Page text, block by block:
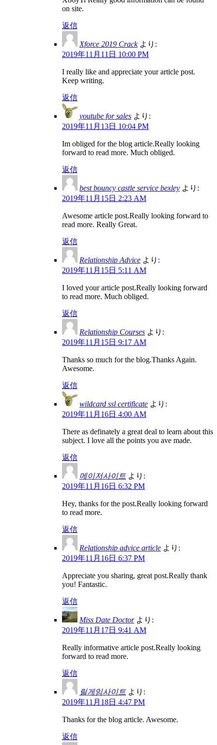
on site.
返信
Xforce 2019 Crack より:
2019年11月11日 10:00 PM
I really like and appreciate your article post.
Keep writing.
返信
youtube for sales より:
2019年11月13日 10:04 PM
Im obliged for the blog article.Really looking
forward to read more. Much obliged.
返信
best bouncy castle service bexley より:
2019年11月15日 2:23 AM
Awesome article post.Really looking forward to
read more. Really Great.
返信
Relationship Advice より:
2019年11月15日 5:11 AM
I loved your article post.Really looking forward
to read more. Much obliged.
返信
Relationship Courses より:
2019年11月15日 9:17 AM
Thanks so much for the blog.Thanks Again.
Awesome.
返信
wildcard ssl certificate より:
2019年11月16日 4:00 AM
There as definately a great deal to learn about this
subject. I love all the points you ave made.
返信
메이저사이트 より:
2019年11月16日 6:32 PM
Hey, thanks for the post.Really looking forward
to read more.
返信
Relationship advice article より:
2019年11月16日 6:37 PM
Appreciate you sharing, great post.Really thank
you! Fantastic.
返信
Miss Date Doctor より:
2019年11月17日 9:41 AM
Really informative article post.Really looking
forward to read more.
返信
릴게임사이트 より:
2019年11月18日 4:47 PM
Thanks for the blog article. Awesome.
返信